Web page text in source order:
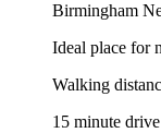
Birmingham
Ideal place for
Walking
15 minute